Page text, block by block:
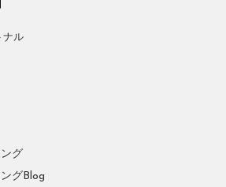
ナル
グ
グBlog